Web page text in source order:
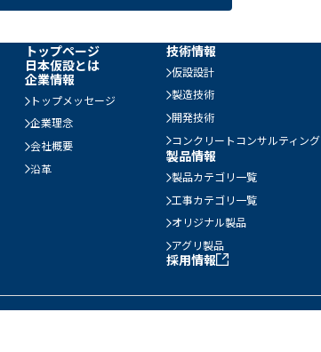
トップページ
日本仮設とは
企業情報
トップメッセージ
企業理念
会社概要
沿革
技術情報
仮設設計
製造技術
開発技術
コンクリートコンサルティング
製品情報
製品カテゴリ一覧
工事カテゴリ一覧
オリジナル製品
アグリ製品
採用情報